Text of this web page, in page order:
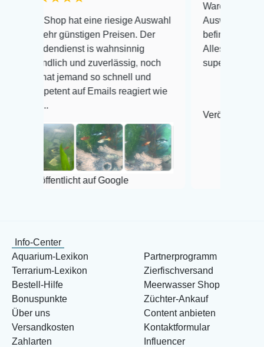
hat eine riesige Auswahl
günstigen Preisen. Der
is wahnsinnig
und zuverlässig, noch
jemand so schnell und
auf Emails reagiert wie
auf Google
Warenanlieferung Top
Auswahl plus
befinden der Fische
Alles ist quick lebendig
super Zustand. Gerne
Veröffentlicht auf Google
Info-Center
Aquarium-Lexikon
Terrarium-Lexikon
Bestell-Hilfe
Bonuspunkte
Über uns
Versandkosten
Zahlarten
Partnerprogramm
Zierfischversand
Meerwasser Shop
Züchter-Ankauf
Content anbieten
Kontaktformular
Influencer